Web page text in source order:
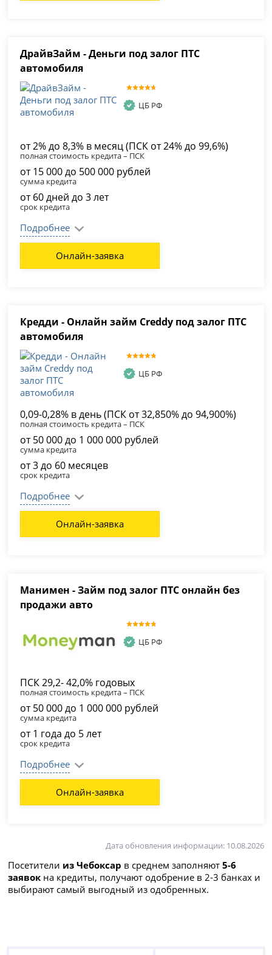
ДрайвЗайм - Деньги под залог ПТС
автомобиля
ЦБ РФ
от 2% до 8,3% в месяц (ПСК от 24% до 99,6%)
полная стоимость кредита – ПСК
от 15 000 до 500 000 рублей
сумма кредита
от 60 дней до 3 лет
срок кредита
Подробнее
Онлайн-заявка
Кредди - Онлайн займ Creddy под залог ПТС
автомобиля
ЦБ РФ
0,09-0,28% в день (ПСК от 32,850% до 94,900%)
полная стоимость кредита – ПСК
от 50 000 до 1 000 000 рублей
сумма кредита
от 3 до 60 месяцев
срок кредита
Подробнее
Онлайн-заявка
Манимен - Займ под залог ПТС онлайн без
продажи авто
ЦБ РФ
ПСК 29,2- 42,0% годовых
полная стоимость кредита – ПСК
от 50 000 до 1 000 000 рублей
сумма кредита
от 1 года до 5 лет
срок кредита
Подробнее
Онлайн-заявка
Дата обновления информации: 10.08.2026
Посетители из Чебоксар в среднем заполняют5-6
заявок на кредиты, получают одобрение в 2-3 банках и
выбирают самый выгодный из одобренных.